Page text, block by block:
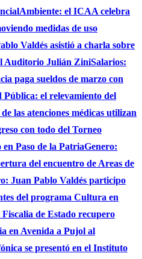
Ambiente: el ICAA celebra
medidas de uso
Valdés asistió a charla sobre
Auditorio Julián ZiniSalarios:
paga sueldos de marzo con
Pública: el relevamiento del
las atenciones médicas utilizan
con todo del Torneo
Paso de la PatriaGenero:
del encuentro de Areas de
Juan Pablo Valdés participo
del programa Cultura en
de Estado recupero
en Avenida a Pujol al
se presentó en el Instituto